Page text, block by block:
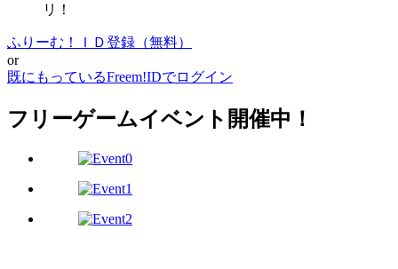
リ！
ふりーむ！ＩＤ登録（無料）
or
既にもっているFreem!IDでログイン
フリーゲームイベント開催中！